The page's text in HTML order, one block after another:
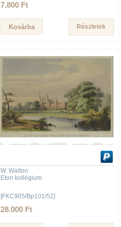
7.800 Ft
Részletek
W. Walton
Eton kollégium
[FKC905/Bp101/52]
28.000 Ft